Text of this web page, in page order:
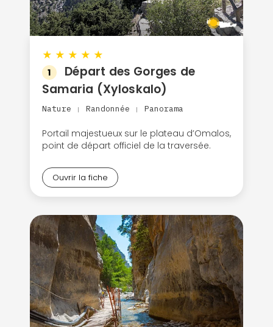
★ ★ ★ ★ ★
1
Départ des Gorges de
Samaria (Xyloskalo)
Nature | Randonnée | Panorama
Portail majestueux sur le plateau d’Omalos,
point de départ officiel de la traversée.
Ouvrir la fiche